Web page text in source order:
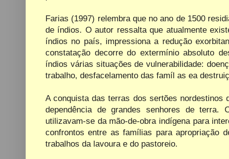
Farias (1997) relembra que no ano de 1500
de índios. O autor ressalta que atualmente
índios no país, impressiona a redução
constatação decorre do extermínio absoluto
índios várias situações de vulnerabilidade:
trabalho, desfacelamento das famíl as ea
A conquista das terras dos sertões nordestinos
dependência de grandes senhores de terra.
utilizavam-se da mão-de-obra indígena para
confrontos entre as famílias para apropriação
trabalhos da lavoura e do pastoreio.